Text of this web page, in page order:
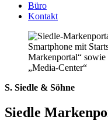
Büro
Kontakt
S. Siedle & Söhne
Siedle